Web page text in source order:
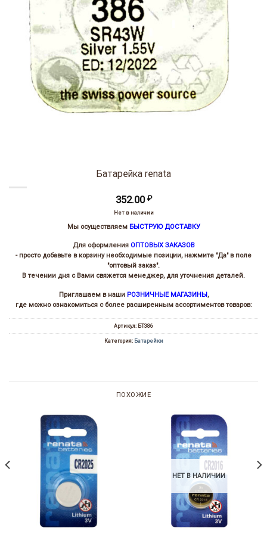
Батарейка renata
352.00 ₽
Нет в наличии
Мы осуществляем БЫСТРУЮ ДОСТАВКУ
Для оформления ОПТОВЫХ ЗАКАЗОВ
- просто добавьте в корзину необходимые позиции, нажмите "Да" в поле
"оптовый заказ".
В течении дня с Вами свяжется менеджер, для уточнения деталей.
Приглашаем в наши РОЗНИЧНЫЕ МАГАЗИНЫ,
где можно ознакомиться с более расширенным ассортиментов товаров:
Артикул: БТ386
Категория: Батарейки
ПОХОЖИЕ
НЕТ В НАЛИЧИИ